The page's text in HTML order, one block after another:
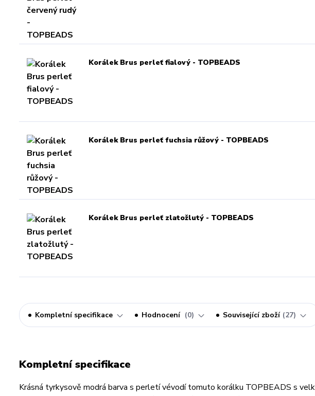
Korálek Brus perleť fialový - TOPBEADS
Korálek Brus perleť fuchsia růžový - TOPBEADS
Korálek Brus perleť zlatožlutý - TOPBEADS
Kompletní specifikace Hodnocení 0 Související zboží 27
Kompletní specifikace
Krásná tyrkysově modrá barva s perletí vévodí tomuto korálku TOPBEADS s